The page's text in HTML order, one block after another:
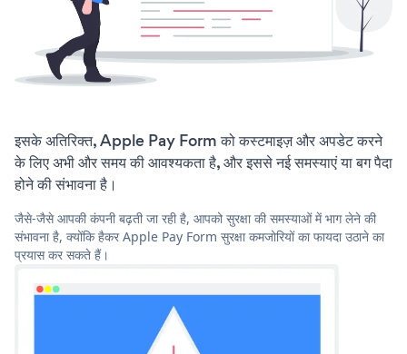
इसके अतिरिक्त, Apple Pay Form को कस्टमाइज़ और अपडेट करने
के लिए अभी और समय की आवश्यकता है, और इससे नई समस्याएं या बग पैदा
होने की संभावना है।
जैसे-जैसे आपकी कंपनी बढ़ती जा रही है, आपको सुरक्षा की समस्याओं में भाग लेने की
संभावना है, क्योंकि हैकर Apple Pay Form सुरक्षा कमजोरियों का फायदा उठाने का
प्रयास कर सकते हैं।